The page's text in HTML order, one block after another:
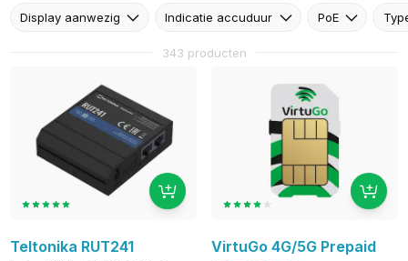
Display aanwezig Indicatie accuduur PoE
343 producten
Teltonika RUT241
VirtuGo 4G/5G Prepaid